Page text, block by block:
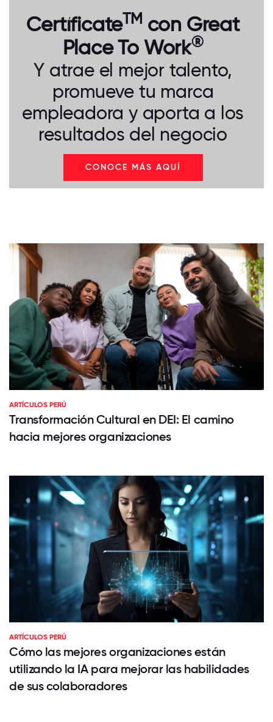
CertíficateTM con Great
Place To Work®
Y atrae el mejor talento,
promueve tu marca
empleadora y aporta a los
resultados del negocio
CONOCE MÁS AQUÍ
ARTÍCULOS PERÚ
Transformación Cultural en DEI: El camino
hacia mejores organizaciones
ARTÍCULOS PERÚ
Cómo las mejores organizaciones están
utilizando la IA para mejorar las habilidades
de sus colaboradores